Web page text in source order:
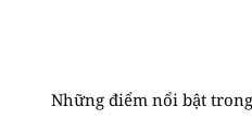
Những điểm nổi bật